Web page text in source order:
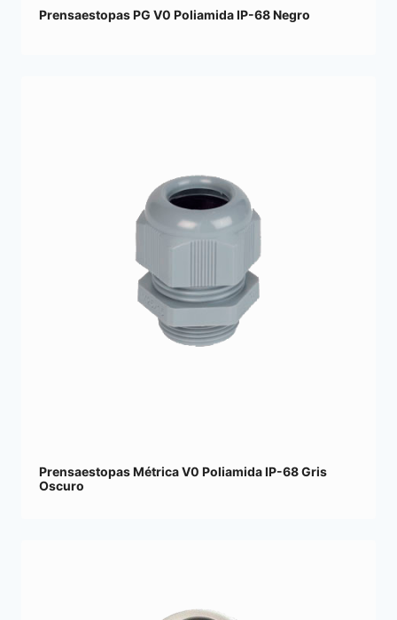
Prensaestopas PG V0 Poliamida IP-68 Negro
Prensaestopas Métrica V0 Poliamida IP-68 Gris
Oscuro